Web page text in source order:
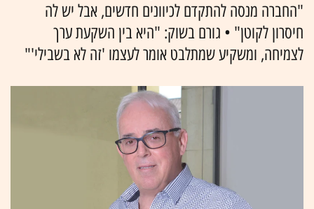
"החברה מנסה להתקדם לכיוונים חדשים, אבל יש לה
חיסרון לקוטן" • גורם בשוק: "היא בין השקעת ערך
לצמיחה, ומשקיע שמתלבט אומר לעצמו 'זה לא בשבילי'"